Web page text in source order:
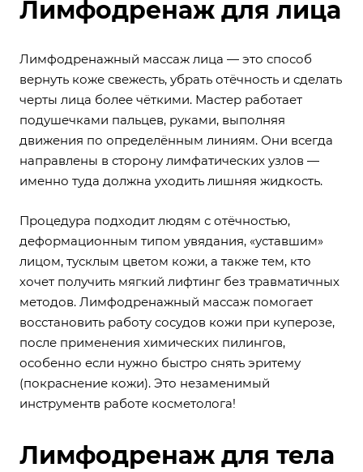
Лимфодренаж для лица
Лимфодренажный массаж лица — это способ
вернуть коже свежесть, убрать отёчность и сделать
черты лица более чёткими. Мастер работает
подушечками пальцев, руками, выполняя
движения по определённым линиям. Они всегда
направлены в сторону лимфатических узлов —
именно туда должна уходить лишняя жидкость.
Процедура подходит людям с отёчностью,
деформационным типом увядания, «уставшим»
лицом, тусклым цветом кожи, а также тем, кто
хочет получить мягкий лифтинг без травматичных
методов. Лимфодренажный массаж помогает
восстановить работу сосудов кожи при куперозе,
после применения химических пилингов,
особенно если нужно быстро снять эритему
(покраснение кожи). Это незаменимый
инструментв работе косметолога!
Лимфодренаж для тела